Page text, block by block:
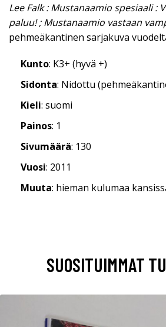
Lee Falk : Mustanaamio spesiaali :
paluu! ; Mustanaamio vastaan
pehmeäkantinen sarjakuva
Kunto: K3+ (hyvä +)
Sidonta: Nidottu
Kieli: suomi
Painos: 1
Sivumäärä: 130
Vuosi: 2011
Muuta: hieman kulumaa
SUOSITUIMMAT